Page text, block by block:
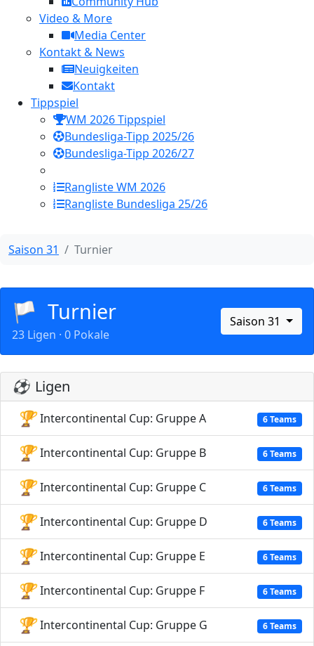
Video & More
Media Center
Kontakt & News
Neuigkeiten
Kontakt
Tippspiel
WM 2026 Tippspiel
Bundesliga-Tipp 2025/26
Bundesliga-Tipp 2026/27
Rangliste WM 2026
Rangliste Bundesliga 25/26
Saison 31 Turnier
🏳️ Turnier
23 Ligen · 0 Pokale
Saison 31
⚽ Ligen
🏆 Intercontinental Cup: Gruppe A 6 Teams
🏆 Intercontinental Cup: Gruppe B 6 Teams
🏆 Intercontinental Cup: Gruppe C 6 Teams
🏆 Intercontinental Cup: Gruppe D 6 Teams
🏆 Intercontinental Cup: Gruppe E 6 Teams
🏆 Intercontinental Cup: Gruppe F 6 Teams
🏆 Intercontinental Cup: Gruppe G 6 Teams